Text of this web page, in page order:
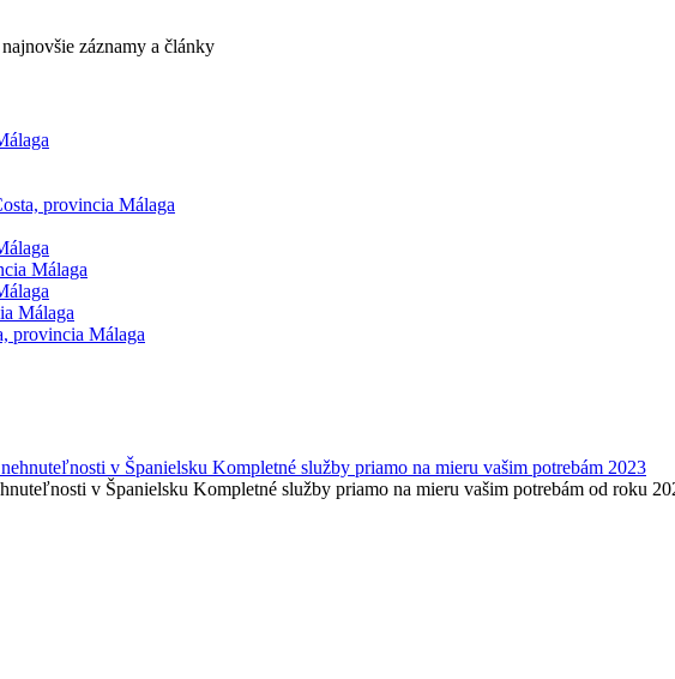
záznamy a články
provincia Málaga
Málaga
Málaga
provincia Málaga
v Španielsku Kompletné služby priamo na mieru vašim potrebám od roku